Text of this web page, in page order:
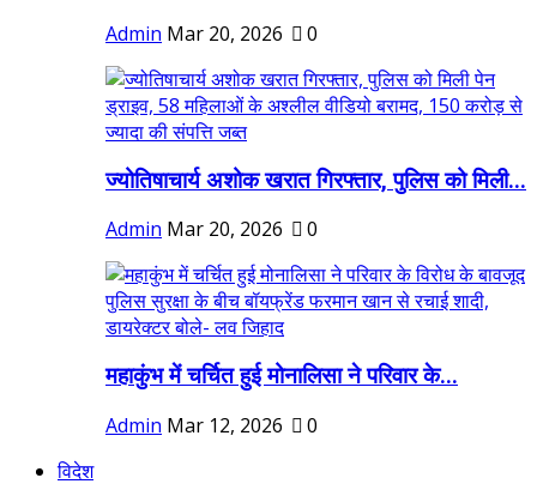
Admin Mar 20, 2026 0
ज्योतिषाचार्य अशोक खरात गिरफ्तार, पुलिस को मिली...
Admin Mar 20, 2026 0
महाकुंभ में चर्चित हुई मोनालिसा ने परिवार के...
Admin Mar 12, 2026
0
विदेश